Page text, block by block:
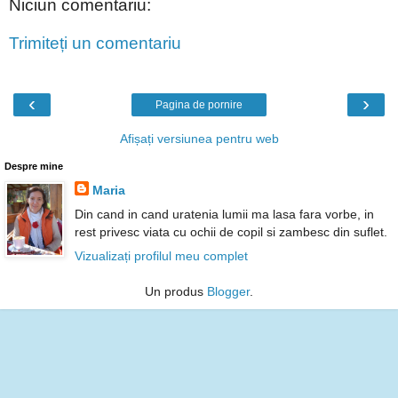
Niciun comentariu:
Trimiteți un comentariu
‹ ›
Pagina de pornire
Afișați versiunea pentru web
Despre mine
Maria
Din cand in cand uratenia lumii ma lasa fara vorbe, in
rest privesc viata cu ochii de copil si zambesc din suflet.
Vizualizați profilul meu complet
Un produs Blogger.